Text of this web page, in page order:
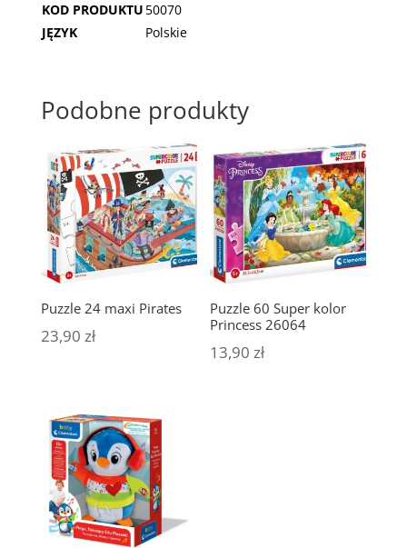
KOD PRODUKTU 50070
JĘZYK
Polskie
Podobne produkty
Puzzle 24 maxi Pirates
23,90 zł
Puzzle 60 Super kolor
Princess 26064
13,90zł